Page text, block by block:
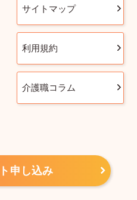
サイトマップ
利用規約
介護職コラム
申し込み